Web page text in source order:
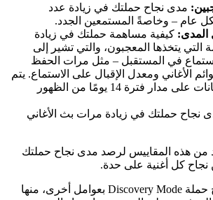
مدى نجاح حملتك في زيادة عدد
عام – وخاصةً المستمعين الجدد.
المدى: كيفية مساهمة حملتك في زيادة
التي يتخذها المعجبون، والتي تشير إلى
في المستقبل – مثل مرات الحفظ
الأغاني ومعدل الإقبال على الاستماع. يتم
حساب هذه البيانات على مدار فترة 14 يومًا من الظهور
نجاح حملتك في زيادة مرات بث الأغاني
من هذه المقاييس لرصد مدى نجاح حملتك
كل أغنية على حدة.
قد تتأثر نتائج حملة Discovery Mode بعوامل أخرى، منها